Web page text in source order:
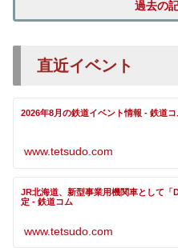
過去の
直近イベント
2026年8月の鉄道イベント情報 - 鉄道コ
www.tetsudo.com
JR北海道、新型事業用機関車として
定 - 鉄道コム
www.tetsudo.com